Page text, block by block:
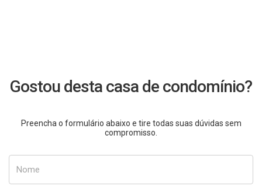
Gostou desta casa de condomínio?
Preencha o formulário abaixo e tire todas suas dúvidas sem
compromisso.